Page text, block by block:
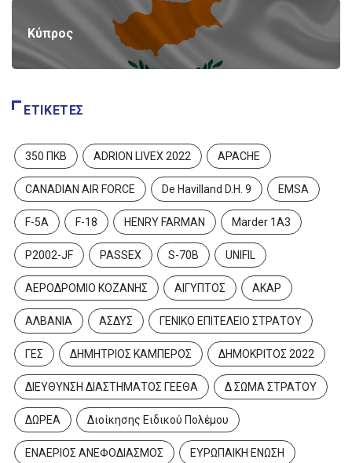
Κύπρος
ΕΤΙΚΈΤΕΣ
350 ΠΚΒ ADRION LIVEX 2022 APACHE
CANADIAN AIR FORCE De Havilland D.H. 9 EMSA
F-5A F-18 HENRY FARMAN Marder 1A3
P2002-JF PASSEX S-70B UNIFIL
ΑΕΡΟΔΡΟΜΙΟ ΚΟΖΑΝΗΣ ΑΙΓΥΠΤΟΣ ΑΚΑΡ
ΑΛΒΑΝΙΑ ΑΣΔΥΣ ΓΕΝΙΚΟ ΕΠΙΤΕΛΕΙΟ ΣΤΡΑΤΟΥ
ΓΕΣ ΔΗΜΗΤΡΙΟΣ ΚΑΜΠΕΡΟΣ ΔΗΜΟΚΡΙΤΟΣ 2022
ΔΙΕΥΘΥΝΣΗ ΔΙΑΣΤΗΜΑΤΟΣ ΓΕΕΘΑ Δ ΣΩΜΑ ΣΤΡΑΤΟΥ
ΔΩΡΕΑ Διοίκησης Ειδικού Πολέμου
ΕΝΑΕΡΙΟΣ ΑΝΕΦΟΔΙΑΣΜΟΣ ΕΥΡΩΠΑΙΚΗ ΕΝΩΣΗ